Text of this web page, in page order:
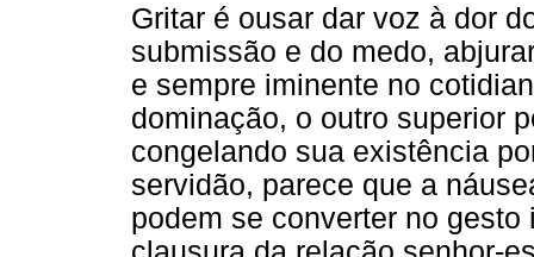
Gritar é ousar dar voz à dor
submissão e do medo,
e sempre iminente no
dominação, o outro superior
congelando sua existência
servidão, parece que a
podem se converter no